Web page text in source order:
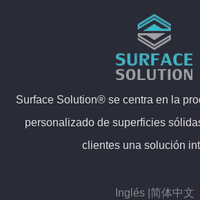
Surface Solution® se centra en la
personalizado de superficies
clientes una solución
Inglés |简体中文